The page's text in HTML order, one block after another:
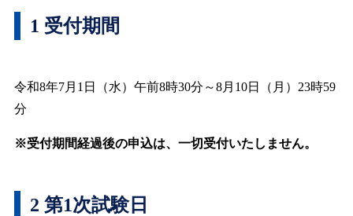
1 受付期間
令和8年7月1日（水）午前8時30分～8月10日（月）23時59
分
※受付期間経過後の申込は、一切受付いたしません。
2 第1次試験日